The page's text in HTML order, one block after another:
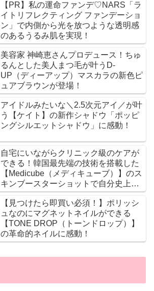
【PR】私の運命ファンデ♡NARS「ラ
イトリフレクティング ファンデーショ
ン」で内側から光を放つような透明感
のあるうるみ肌を実現！
美容家 神崎恵さんプロデュース！ちゅ
るんとした美人まつ毛が叶うD-
UP（ディーアップ）マスカラの新色ピ
ュアブラウンが登場！
アイドルみたいな＼2.5次元アイ／が叶
う【ケイト】の新作シャドウ「ポッピ
ングシルエットシャドウ」に感動！
自宅にいながらクリニック級のケアが
できる！韓国最先端の技術を搭載した
【Medicube（メディキューブ）】のス
キンブースターショットで自分史上最
高のツヤ肌に♡
【見つけたら即買い必須！】ポリッシ
ュなのにマグネットネイルができる
【TONE DROP（トーンドロップ）】
の革命的ネイルに感動！